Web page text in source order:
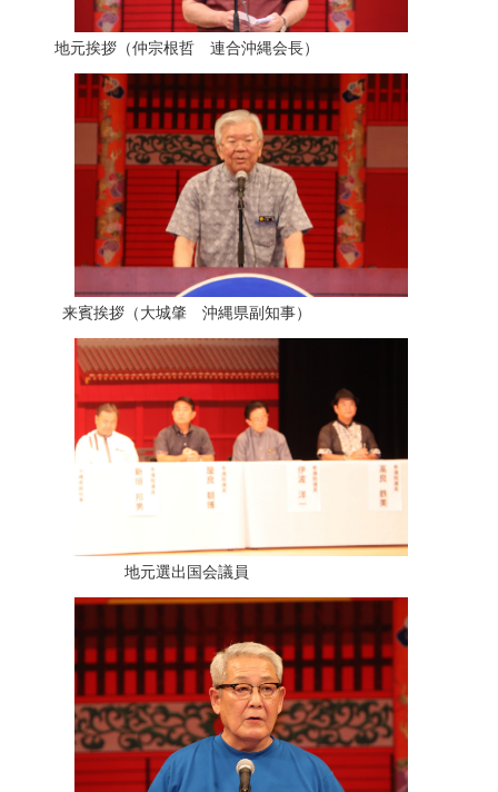
地元挨拶（仲宗根哲 連合沖縄会長）
来賓挨拶（大城肇 沖縄県副知事）
地元選出国会議員